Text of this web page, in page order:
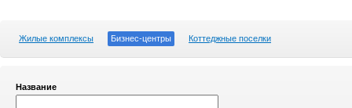
Жилые комплексы Бизнес-центры Коттеджные поселки
Название